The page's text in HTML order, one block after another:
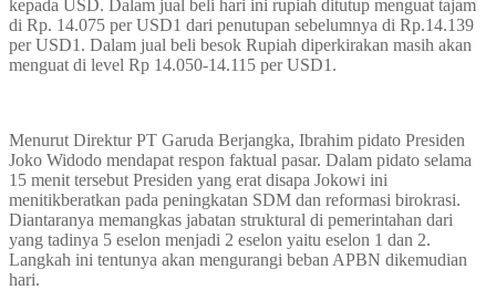
kepada USD. Dalam jual beli hari ini rupiah ditutup menguat tajam
di Rp. 14.075 per USD1 dari penutupan sebelumnya di Rp.14.139
per USD1. Dalam jual beli besok Rupiah diperkirakan masih akan
menguat di level Rp 14.050-14.115 per USD1.
Menurut Direktur PT Garuda Berjangka, Ibrahim pidato Presiden
Joko Widodo mendapat respon faktual pasar. Dalam pidato selama
15 menit tersebut Presiden yang erat disapa Jokowi ini
menitikberatkan pada peningkatan SDM dan reformasi birokrasi.
Diantaranya memangkas jabatan struktural di pemerintahan dari
yang tadinya 5 eselon menjadi 2 eselon yaitu eselon 1 dan 2.
Langkah ini tentunya akan mengurangi beban APBN dikemudian
hari.